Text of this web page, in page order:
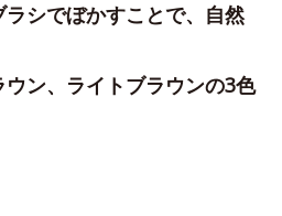
シでぼかすことで、自然
ン、ライトブラウンの3色